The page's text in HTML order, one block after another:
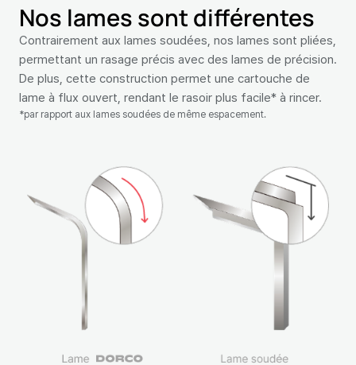
Nos lames sont différentes
Contrairement aux lames soudées, nos lames sont pliées,
permettant un rasage précis avec des lames de précision.
De plus, cette construction permet une cartouche de
lame à flux ouvert, rendant le rasoir plus facile* à rincer.
*par rapport aux lames soudées de même espacement.